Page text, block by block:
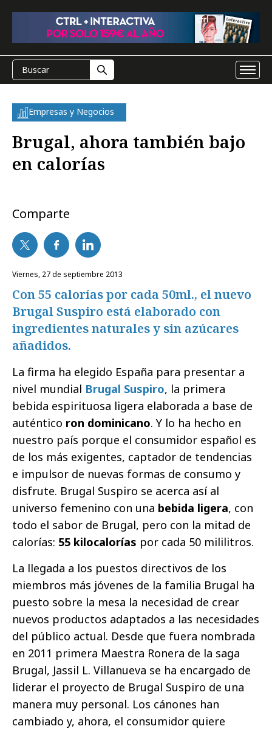
Empresas y Negocios
Brugal, ahora también bajo
en calorías
Comparte
viernes, 27 de septiembre 2013
Con 55 calorías por cada 50ml., el nuevo
Brugal Suspiro está elaborado con
ingredientes naturales y sin azúcares
añadidos.
La firma ha elegido España para presentar a
nivel mundial Brugal Suspiro, la primera
bebida espirituosa ligera elaborada a base de
auténtico ron dominicano. Y lo ha hecho en
nuestro país porque el consumidor español es
de los más exigentes, captador de tendencias
e impulsor de nuevas formas de consumo y
disfrute. Brugal Suspiro se acerca así al
universo femenino con una bebida ligera, con
todo el sabor de Brugal, pero con la mitad de
calorías: 55 kilocalorías por cada 50 mililitros.
La llegada a los puestos directivos de los
miembros más jóvenes de la familia Brugal ha
puesto sobre la mesa la necesidad de crear
nuevos productos adaptados a las necesidades
del público actual. Desde que fuera nombrada
en 2011 primera Maestra Ronera de la saga
Brugal, Jassil L. Villanueva se ha encargado de
liderar el proyecto de Brugal Suspiro de una
manera muy personal. Los cánones han
cambiado y, ahora, el consumidor quiere